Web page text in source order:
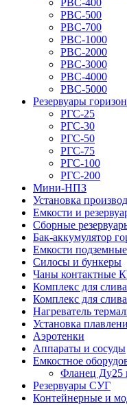
РВС-400
РВС-500
РВС-700
РВС-1000
РВС-2000
РВС-3000
РВС-4000
РВС-5000
Резервуары
РГС-25
РГС-30
РГС-50
РГС-75
РГС-100
РГС-200
Мини-НПЗ
Установка
Емкости и
Сборные
Бак-аккумулятор
Емкости
Силосы и бункеры
Чаны контактные
Комплекс для
Комплекс для
Нагреватель
Установка
Аэротенки
Аппараты и сосуды
Емкостное
Фланец Ду25
Резервуары СУГ
Контейнерные и